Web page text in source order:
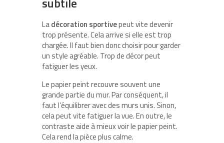
Ladécoration sportivepeut vite devenir
trop présente. Cela arrive si elle est trop
chargée. Il faut bien donc choisir pour garder
un style agréable. Trop de décor peut
fatiguer les yeux.
Le papier peint recouvre souvent une
grande partie du mur. Par conséquent, il
faut l’équilibrer avec des murs unis. Sinon,
cela peut vite fatiguer la vue. En outre, le
contraste aide à mieux voir le papier peint.
Cela rend la pièce plus calme.